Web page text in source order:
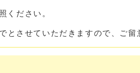
ください。
させていただきますので、ご留